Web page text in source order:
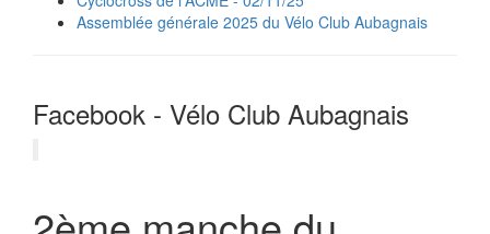
Assemblée générale 2025 du Vélo Club Aubagnais
Facebook - Vélo Club Aubagnais